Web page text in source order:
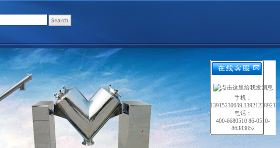
手机：
13915230659,13921238921
电话：
400-6680510 86-0510-
86383852